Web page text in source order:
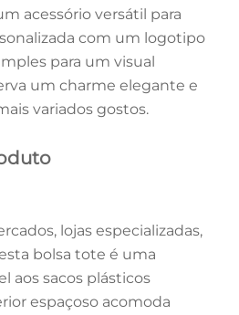
acessório versátil para
com um logotipo
para um visual
um charme elegante e
variados gostos.
lojas especializadas,
bolsa tote é uma
aos sacos plásticos
espaçoso acomoda